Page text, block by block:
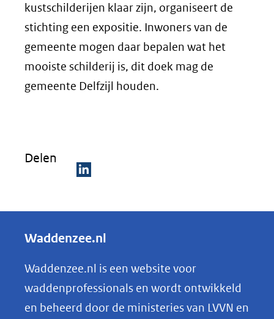
kustschilderijen klaar zijn, organiseert de
stichting een expositie. Inwoners van de
gemeente mogen daar bepalen wat het
mooiste schilderij is, dit doek mag de
gemeente Delfzijl houden.
Delen
e
e
n
o
p
Waddenzee.nl
Waddenzee.nl is een website voor
waddenprofessionals en wordt ontwikkeld
en beheerd door de ministeries van LVVN en